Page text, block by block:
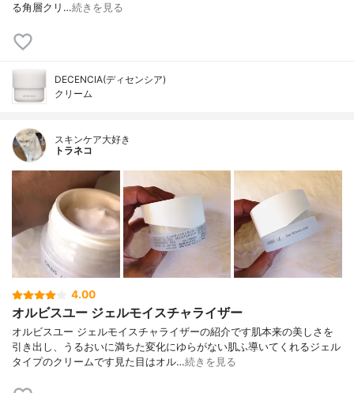
る角層クリ…続きを見る
DECENCIA(ディセンシア)
クリーム
スキンケア大好き
トラネコ
4.00
オルビスユー ジェルモイスチャライザー
オルビスユー ジェルモイスチャライザーの紹介です肌本来の美しさを
引き出し、うるおいに満ちた変化にゆらがない肌ふ導いてくれるジェル
タイプのクリームです見た目はオル…続きを見る